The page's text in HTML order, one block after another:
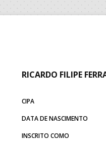
RICARDO FILIPE
CIPA
DATA DE NASCIMENTO
INSCRITO COMO